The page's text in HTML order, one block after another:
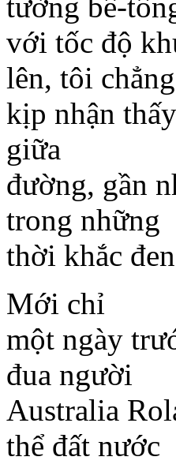
với tốc độ
lên, tôi chẳng
kịp nhận
giữa
đường, gần
trong những
thời khắc
Mới chỉ
một ngày
đua người
Australia
thể đất nước